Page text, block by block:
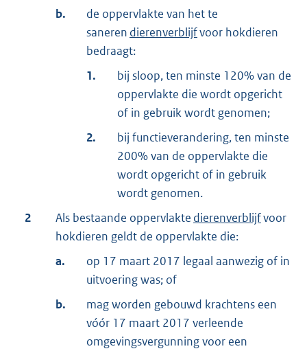
b.
de oppervlakte van het te
saneren dierenverblijfvoor hokdieren
bedraagt:
1.
bij sloop, ten minste 120% van de
oppervlakte die wordt opgericht
of in gebruik wordt genomen;
2.
bij functieverandering, ten minste
200% van de oppervlakte die
wordt opgericht of in gebruik
wordt genomen.
2
Als bestaande oppervlakte dierenverblijfvoor
hokdieren geldt de oppervlakte die:
a.
op 17 maart 2017 legaal aanwezig of in
uitvoering was; of
b.
mag worden gebouwd krachtens een
vóór 17 maart 2017 verleende
omgevingsvergunning voor een